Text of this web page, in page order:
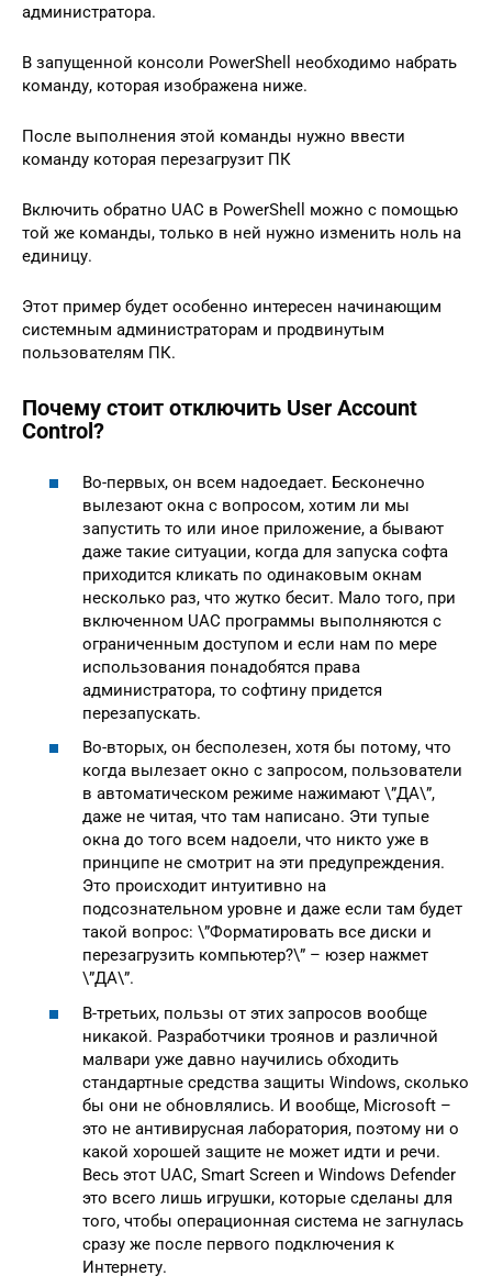
администратора.
В запущенной консоли PowerShell необходимо набрать
команду, которая изображена ниже.
После выполнения этой команды нужно ввести
команду которая перезагрузит ПК
Включить обратно UAC в PowerShell можно с помощью
той же команды, только в ней нужно изменить ноль на
единицу.
Этот пример будет особенно интересен начинающим
системным администраторам и продвинутым
пользователям ПК.
Почему стоит отключить User Account
Control?
Во-первых, он всем надоедает. Бесконечно
вылезают окна с вопросом, хотим ли мы
запустить то или иное приложение, а бывают
даже такие ситуации, когда для запуска софта
приходится кликать по одинаковым окнам
несколько раз, что жутко бесит. Мало того, при
включенном UAC программы выполняются с
ограниченным доступом и если нам по мере
использования понадобятся права
администратора, то софтину придется
перезапускать.
Во-вторых, он бесполезен, хотя бы потому, что
когда вылезает окно с запросом, пользователи
в автоматическом режиме нажимают \”ДА\”,
даже не читая, что там написано. Эти тупые
окна до того всем надоели, что никто уже в
принципе не смотрит на эти предупреждения.
Это происходит интуитивно на
подсознательном уровне и даже если там будет
такой вопрос: \”Форматировать все диски и
перезагрузить компьютер?\” – юзер нажмет
\”ДА\”.
В-третьих, пользы от этих запросов вообще
никакой. Разработчики троянов и различной
малвари уже давно научились обходить
стандартные средства защиты Windows, сколько
бы они не обновлялись. И вообще, Microsoft –
это не антивирусная лаборатория, поэтому ни о
какой хорошей защите не может идти и речи.
Весь этот UAC, Smart Screen и Windows Defender
это всего лишь игрушки, которые сделаны для
того, чтобы операционная система не загнулась
сразу же после первого подключения к
Интернету.